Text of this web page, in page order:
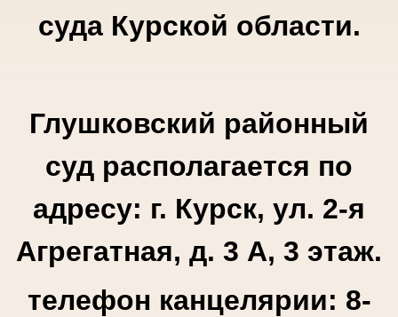
суда Курской области.
Глушковский районный
суд располагается по
адресу: г. Курск, ул. 2-я
Агрегатная, д. 3 А, 3 этаж.
телефон канцелярии: 8-